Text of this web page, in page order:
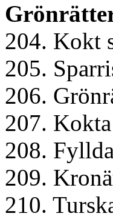
204. Kokt
205.
206.
207.
208.
209.
210.